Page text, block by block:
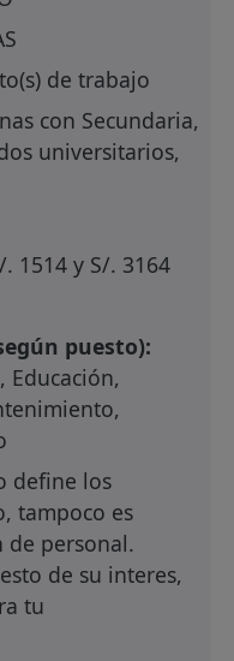
de trabajo
con Secundaria,
universitarios,
. 1514 y S/. 3164
puesto):
Educación,
define los
tampoco es
de personal.
de su interes,
tu